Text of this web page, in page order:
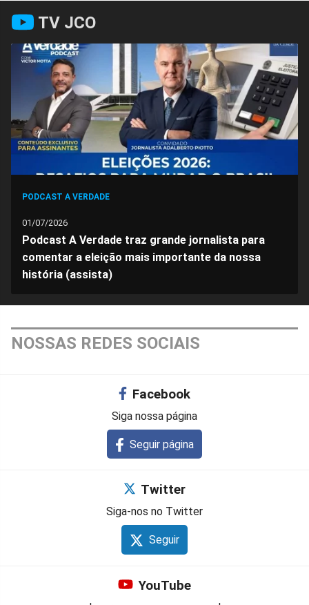
Compartilhar
no
Facebook
no
Whatsapp
no
Twitter
no
Messenger
no
Telegram
no
Gettr
TV JCO
PODCAST A VERDADE
01/07/2026
Podcast A Verdade traz grande jornalista para
comentar a eleição mais importante da nossa
história (assista)
NOSSAS REDES SOCIAIS
Facebook
Siga nossa página
Seguir página
Twitter
Siga-nos no Twitter
Seguir
YouTube